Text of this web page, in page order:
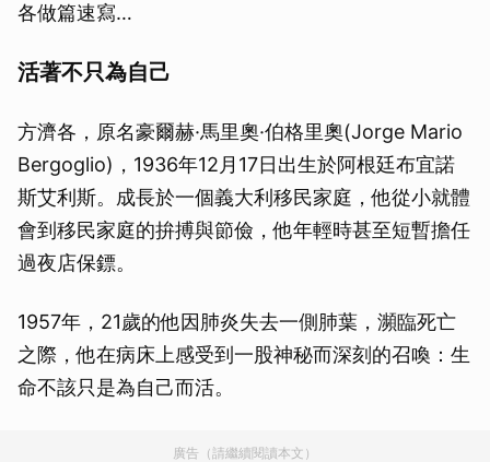
各做篇速寫…
活著不只為自己
方濟各，原名豪爾赫·馬里奧·伯格里奧(Jorge Mario
Bergoglio)，1936年12月17日出生於阿根廷布宜諾
斯艾利斯。成長於一個義大利移民家庭，他從小就體
會到移民家庭的拚搏與節儉，他年輕時甚至短暫擔任
過夜店保鏢。
1957年，21歲的他因肺炎失去一側肺葉，瀕臨死亡
之際，他在病床上感受到一股神秘而深刻的召喚：生
命不該只是為自己而活。
廣告（請繼續閱讀本文）